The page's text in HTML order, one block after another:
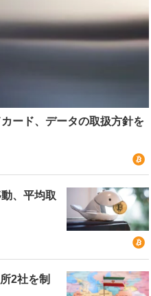
ード、データの取扱方針を
、平均取
2社を制